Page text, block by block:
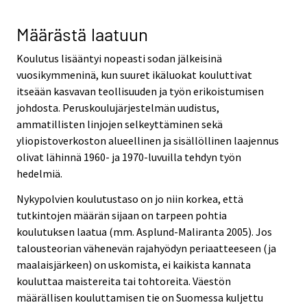
Määrästä laatuun
Koulutus lisääntyi nopeasti sodan jälkeisinä
vuosikymmeninä, kun suuret ikäluokat kouluttivat
itseään kasvavan teollisuuden ja työn erikoistumisen
johdosta. Peruskoulujärjestelmän uudistus,
ammatillisten linjojen selkeyttäminen sekä
yliopistoverkoston alueellinen ja sisällöllinen laajennus
olivat lähinnä 1960- ja 1970-luvuilla tehdyn työn
hedelmiä.
Nykypolvien koulutustaso on jo niin korkea, että
tutkintojen määrän sijaan on tarpeen pohtia
koulutuksen laatua (mm. Asplund-Maliranta 2005). Jos
talousteorian vähenevän rajahyödyn periaatteeseen (ja
maalaisjärkeen) on uskomista, ei kaikista kannata
kouluttaa maistereita tai tohtoreita. Väestön
määrällisen kouluttamisen tie on Suomessa kuljettu